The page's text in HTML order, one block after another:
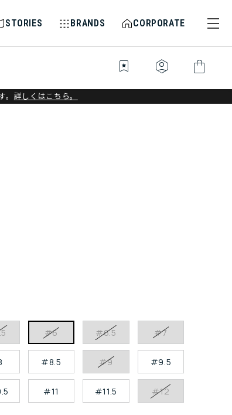
STORIES BRANDS CORPORATE
bookmark_star identity_platform shopping_bag
詳しくはこちら。
#6 #6.5 #7
#8.5 #9 #9.5
#11 #11.5 #12